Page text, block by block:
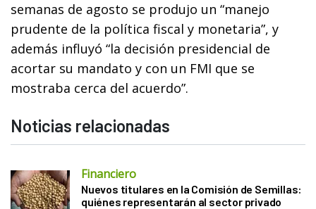
semanas de agosto se produjo un “manejo
prudente de la política fiscal y monetaria”, y
además influyó “la decisión presidencial de
acortar su mandato y con un FMI que se
mostraba cerca del acuerdo”.
Noticias relacionadas
Financiero
Nuevos titulares en la Comisión de Semillas:
quiénes representarán al sector privado